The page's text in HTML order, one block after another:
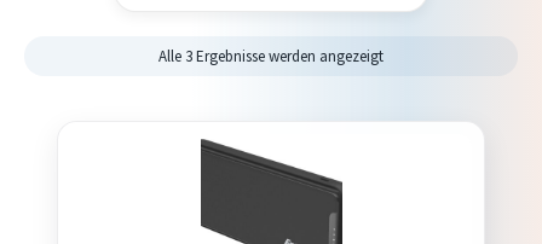
Alle 3 Ergebnisse werden angezeigt